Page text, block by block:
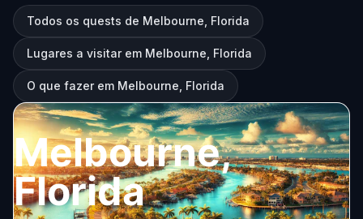
Todos os quests de Melbourne, Florida
Lugares a visitar em Melbourne, Florida
O que fazer em Melbourne, Florida
Melbourne,
Florida